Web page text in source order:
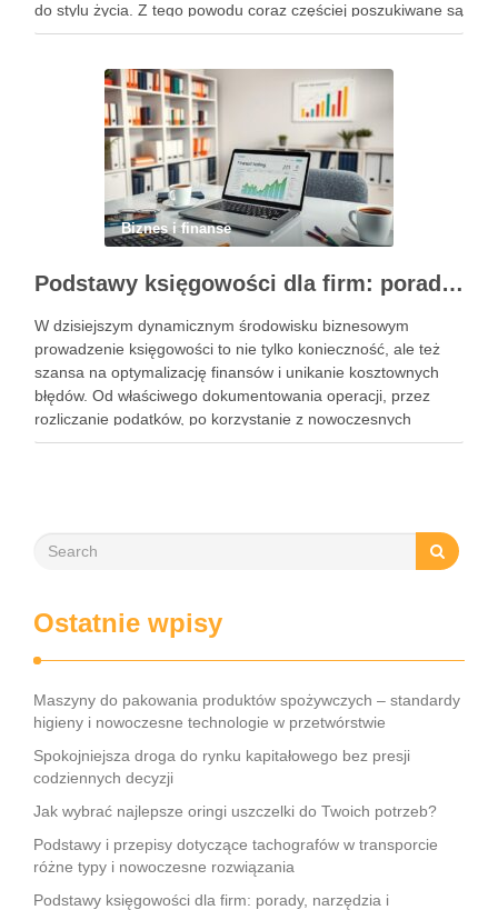
do stylu życia. Z tego powodu coraz częściej poszukiwane są
rozwiązania, które pozwalają uczestniczyć w rynku w sposób
Biznes i finanse
Podstawy księgowości dla firm: porady, narzędzia i nowoczesne rozwiązania
W dzisiejszym dynamicznym środowisku biznesowym
prowadzenie księgowości to nie tylko konieczność, ale też
szansa na optymalizację finansów i unikanie kosztownych
błędów. Od właściwego dokumentowania operacji, przez
rozliczanie podatków, po korzystanie z nowoczesnych
narzędzi – każdy przedsiębiorca musi znać kluczowe
Ostatnie wpisy
Maszyny do pakowania produktów spożywczych – standardy
higieny i nowoczesne technologie w przetwórstwie
Spokojniejsza droga do rynku kapitałowego bez presji
codziennych decyzji
Jak wybrać najlepsze oringi uszczelki do Twoich potrzeb?
Podstawy i przepisy dotyczące tachografów w transporcie
różne typy i nowoczesne rozwiązania
Podstawy księgowości dla firm: porady, narzędzia i